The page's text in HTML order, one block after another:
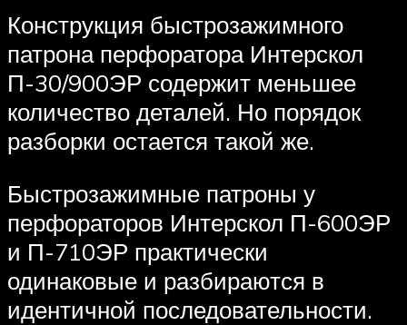
Конструкция быстрозажимного
патрона перфоратора Интерскол
П-30/900ЭР содержит меньшее
количество деталей. Но порядок
разборки остается такой же.
Быстрозажимные патроны у
перфораторов Интерскол П-600ЭР
и П-710ЭР практически
одинаковые и разбираются в
идентичной последовательности.